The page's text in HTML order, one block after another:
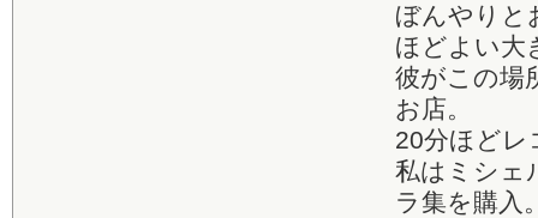
ぼんやりと
ほどよい大
彼がこの場
お店。
20分ほどレ
私はミシェ
ラ集を購入